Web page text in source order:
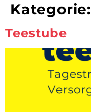
Kategorie:
Teestube